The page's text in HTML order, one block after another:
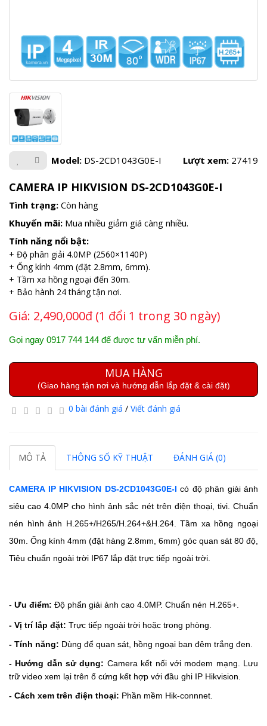
Model: DS-2CD1043G0E-I Lượt xem: 27419
CAMERA IP HIKVISION DS-2CD1043G0E-I
Tình trạng: Còn hàng
Khuyến mãi: Mua nhiều giảm giá càng nhiều.
Tính năng nổi bật:
+ Độ phân giải 4.0MP (2560×1140P)
+ Ống kính 4mm (đặt 2.8mm, 6mm).
+ Tầm xa hồng ngoại đến 30m.
+ Bảo hành 24 tháng tận nơi.
Giá: 2,490,000đ (1 đổi 1 trong 30 ngày)
Gọi ngay 0917 744 144 để được tư vấn miễn phí.
MUA HÀNG
(Giao hàng tận nơi và hướng dẫn lắp đặt & cài đặt)
0 bài đánh giá / Viết đánh giá
MÔ TẢ THÔNG SỐ KỸ THUẬT ĐÁNH GIÁ (0)
CAMERA IP HIKVISION DS-2CD1043G0E-I có độ phân giải ảnh
siêu cao 4.0MP cho hình ảnh sắc nét trên điện thoại, tivi. Chuẩn
nén hình ảnh H.265+/H265/H.264+&H.264. Tầm xa hồng ngoại
30m. Ống kính 4mm (đặt hàng 2.8mm, 6mm) góc quan sát 80 độ,
Tiêu chuẩn ngoài trời IP67 lắp đặt trực tiếp ngoài trời.
- Ưu điểm: Độ phẩn giải ảnh cao 4.0MP. Chuẩn nén H.265+.
- Vị trí lắp đặt: Trực tiếp ngoài trời hoặc trong phòng.
- Tính năng: Dùng để quan sát, hồng ngoại ban đêm trắng đen.
- Hướng dẫn sử dụng: Camera kết nối với modem mạng. Lưu
trữ video xem lại trên ổ cứng kết hợp với đầu ghi IP Hikvision.
- Cách xem trên điện thoại: Phần mềm Hik-connnet.